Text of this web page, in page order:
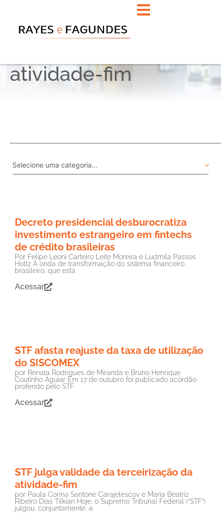
atividade-fim
Decreto presidencial desburocratiza
investimento estrangeiro em fintechs
de crédito brasileiras
Por Felipe Leoni Carteiro Leite Moreira e Ludmila Passos
Holtz A onda de transformação do sistema financeiro
brasileiro, que está
Acessar
STF afasta reajuste da taxa de utilização
do SISCOMEX
por Renata Rodrigues de Miranda e Bruno Henrique
Coutinho Aguiar Em 17 de outubro foi publicado acórdão
proferido pelo STF
Acessar
STF julga validade da terceirização da
atividade-fim
por Paula Corina Santone Carajelescov e Maria Beatriz
Ribeiro Dias Tilkian Hoje, o Supremo Tribunal Federal (“STF”)
julgou, conjuntamente, a